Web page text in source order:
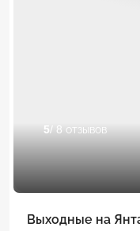
5/ 8 отзывов
Выходные на